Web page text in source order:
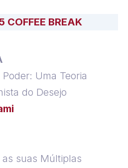
COFFEE BREAK
Uma Teoria
do Desejo
as suas Múltiplas